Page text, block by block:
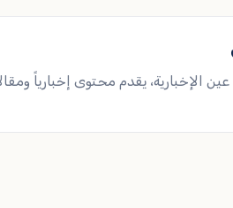
الإخبارية، يقدم محتوى إخبارياً